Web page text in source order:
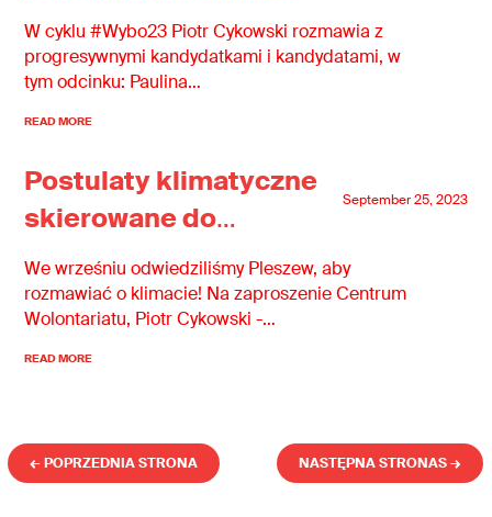
Filipowicz (KO) i Jacek
Dehnel (L) – jak
przetrwać wybory i nie
zwariować
W cyklu #Wybo23 Piotr Cykowski rozmawia z
progresywnymi kandydatkami i kandydatami, w
tym odcinku: Paulina…
READ MORE
September 25, 2023
Postulaty klimatyczne
skierowane do
kandydatek i
kandydatów w
wyborach
przedstawiliśmy w
We wrześniu odwiedziliśmy Pleszew, aby
rozmawiać o klimacie! Na zaproszenie Centrum
Wolontariatu, Piotr Cykowski -…
READ MORE
← POPRZEDNIA STRONA NASTĘPNA STRONAS →